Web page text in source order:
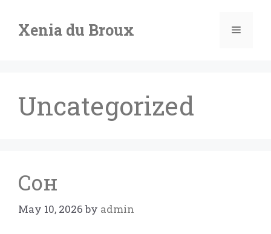
Xenia du Broux
Uncategorized
Сон
May 10, 2026 by admin